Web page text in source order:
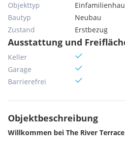
Objekttyp
Bautyp
Neubau
Zustand
Erstbezug
Ausstattung und
Keller
Garage
Barrierefrei
Objektbeschreibung
Willkommen bei The River